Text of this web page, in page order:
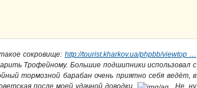
сокровище: http://tourist.kharkov.ua/phpbb/viewtop …
Трофейному. Большие подшипники использовал с
тормозной барабан очень приятно себя ведёт, в